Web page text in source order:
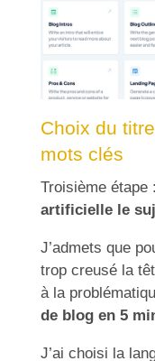
Choix du
mots clés
Troisième étape :
artificielle le
J’admets que
trop creusé la
à la
de blog en 5
J’ai choisi la